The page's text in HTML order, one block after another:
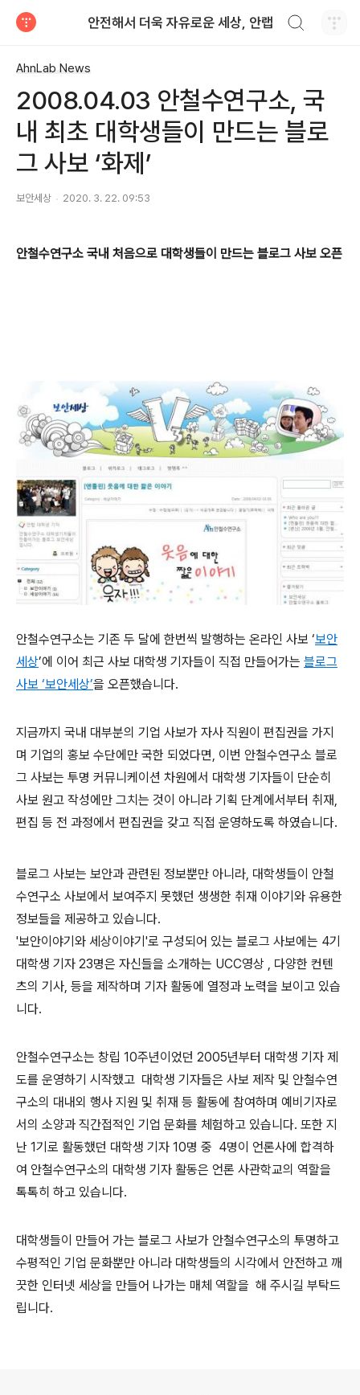
안전해서 더욱 자유로운 세상, 안랩
AhnLab News
2008.04.03 안철수연구소, 국
내 최초 대학생들이 만드는 블로
그 사보 ‘화제’
보안세상 2020. 3. 22. 09:53
안철수연구소 국내 처음으로 대학생들이 만드는 블로그 사보 오픈
안철수연구소는 기존 두 달에 한번씩 발행하는 온라인 사보 ‘보안
세상’에 이어 최근 사보 대학생 기자들이 직접 만들어가는 블로그
사보 ‘보안세상’을 오픈했습니다.
지금까지 국내 대부분의 기업 사보가 자사 직원이 편집권을 가지
며 기업의 홍보 수단에만 국한 되었다면, 이번 안철수연구소 블로
그 사보는 투명 커뮤니케이션 차원에서 대학생 기자들이 단순히
사보 원고 작성에만 그치는 것이 아니라 기획 단계에서부터 취재,
편집 등 전 과정에서 편집권을 갖고 직접 운영하도록 하였습니다.
블로그 사보는 보안과 관련된 정보뿐만 아니라, 대학생들이 안철
수연구소 사보에서 보여주지 못했던 생생한 취재 이야기와 유용한
정보들을 제공하고 있습니다.
'보안이야기와 세상이야기'로 구성되어 있는 블로그 사보에는 4기
대학생 기자 23명은 자신들을 소개하는 UCC영상 , 다양한 컨텐
츠의 기사, 등을 제작하며 기자 활동에 열정과 노력을 보이고 있습
니다.
안철수연구소는 창립 10주년이었던 2005년부터 대학생 기자 제
도를 운영하기 시작했고 대학생 기자들은 사보 제작 및 안철수연
구소의 대내외 행사 지원 및 취재 등 활동에 참여하며 예비기자로
서의 소양과 직간접적인 기업 문화를 체험하고 있습니다. 또한 지
난 1기로 활동했던 대학생 기자 10명 중 4명이 언론사에 합격하
여 안철수연구소의 대학생 기자 활동은 언론 사관학교의 역할을
톡톡히 하고 있습니다.
대학생들이 만들어 가는 블로그 사보가 안철수연구소의 투명하고
수평적인 기업 문화뿐만 아니라 대학생들의 시각에서 안전하고 깨
끗한 인터넷 세상을 만들어 나가는 매체 역할을 해 주시길 부탁드
립니다.